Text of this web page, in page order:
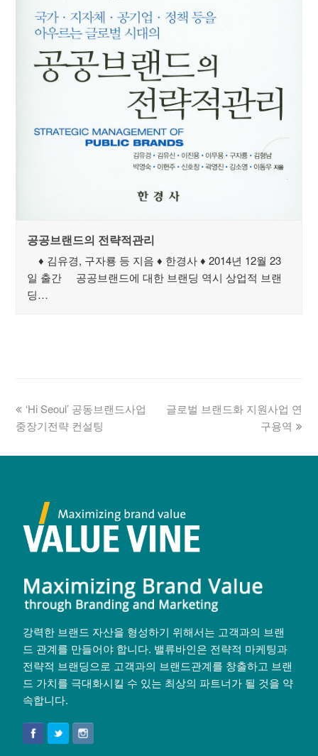
공공브랜드의 전략적관리
♦ 김유경, 구자룡 등 지음 ♦ 한경사 ♦ 2014년 12월 23
일 출간 공공브랜드에 대한 브랜딩 역시 상업적 브랜
딩…
‘Hi Seoul’ 공동브랜드사업
중장기전략 컨설팅
글로벌 브랜드화 지원사업 연
구용역
강력한 브랜드 자산을 형성하기 위해서는 고객과의 브랜
드 관계를 만들어야 합니다. 밸류바인은 전략적 마케팅과
전략적 브랜딩으로 고객과의 브랜드관계를 창출하고 브랜
드 가치를 극대화시킬 수 있는 최상의 파트너가 될 것을 약
속합니다.